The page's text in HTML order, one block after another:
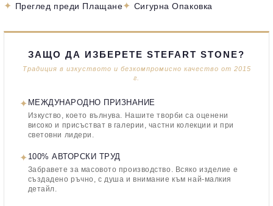
✦ Преглед преди Плащане✦ Сигурна Опаковка
ЗАЩО ДА ИЗБЕРЕТЕ STEFART STONE?
Традиция в изкуството и безкомпромисно качество от 2015
г.
✦ МЕЖДУНАРОДНО ПРИЗНАНИЕ
Изкуство, което вълнува. Нашите творби са оценени
високо и присъстват в галерии, частни колекции и при
световни лидери.
✦ 100% АВТОРСКИ ТРУД
Забравете за масовото производство. Всяко изделие е
създадено ръчно, с душа и внимание към най-малкия
детайл.